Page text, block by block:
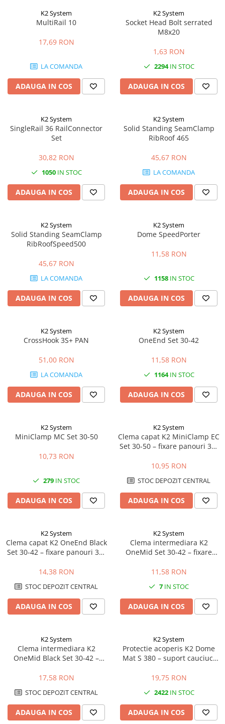
K2 System
MultiRail 10
17,69 RON
LA COMANDA
ADAUGA IN COS
K2 System
Socket Head Bolt serrated
M8x20
1,63 RON
2294IN STOC
ADAUGA IN COS
K2 System
SingleRail 36 RailConnector
Set
30,82 RON
1050IN STOC
ADAUGA IN COS
K2 System
Solid Standing SeamClamp
RibRoof 465
45,67 RON
LA COMANDA
ADAUGA IN COS
K2 System
Solid Standing SeamClamp
RibRoofSpeed500
45,67 RON
LA COMANDA
ADAUGA IN COS
K2 System
Dome SpeedPorter
11,58 RON
1158IN STOC
ADAUGA IN COS
K2 System
CrossHook 3S+ PAN
51,00 RON
LA COMANDA
ADAUGA IN COS
K2 System
OneEnd Set 30-42
11,58 RON
1164IN STOC
ADAUGA IN COS
K2 System
MiniClamp MC Set 30-50
10,73 RON
279 IN STOC
ADAUGA IN COS
K2 System
Clema capat K2 MiniClamp EC
Set 30-50 – fixare panouri 30-
10,95 RON
STOC DEPOZIT CENTRAL
ADAUGA IN COS
K2 System
Clema capat K2 OneEnd Black
Set 30-42 – fixare panouri 30-
14,38 RON
STOC DEPOZIT CENTRAL
ADAUGA IN COS
K2 System
Clema intermediara K2
OneMid Set 30-42 – fixare
11,58 RON
7 IN STOC
ADAUGA IN COS
K2 System
Clema intermediara K2
OneMid Black Set 30-42 –
negru
17,58 RON
STOC DEPOZIT CENTRAL
ADAUGA IN COS
K2 System
Protectie acoperis K2 Dome
Mat S 380 – suport cauciuc,
19,75 RON
2422IN STOC
ADAUGA IN COS